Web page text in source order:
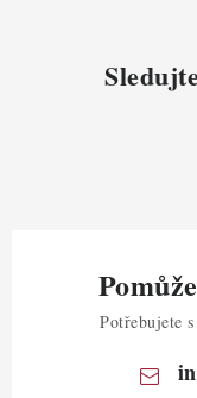
Potřebujete